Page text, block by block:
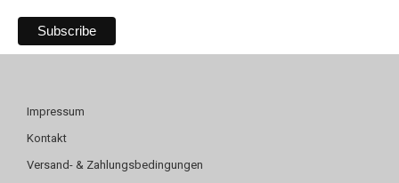
Impressum
Kontakt
Versand- & Zahlungsbedingungen